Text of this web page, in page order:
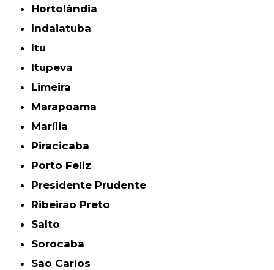
Hortolândia
Indaiatuba
Itu
Itupeva
Limeira
Marapoama
Marília
Piracicaba
Porto Feliz
Presidente Prudente
Ribeirão Preto
Salto
Sorocaba
São Carlos